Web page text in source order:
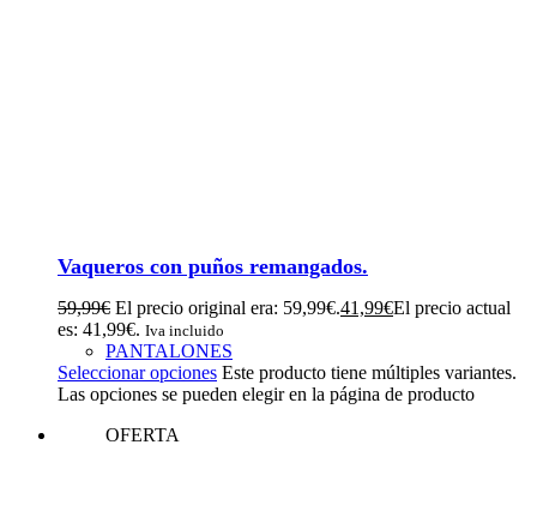
Vaqueros con puños remangados.
59,99€ El precio original era: 59,99€.41,99€El precio actual
es: 41,99€. Iva incluido
PANTALONES
Seleccionar opciones Este producto tiene múltiples variantes.
Las opciones se pueden elegir en la página de producto
OFERTA